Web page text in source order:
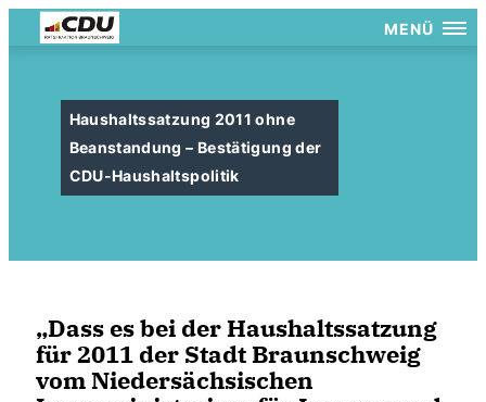
MENÜ
Haushaltssatzung 2011 ohne
Beanstandung – Bestätigung der
CDU-Haushaltspolitik
Dass es bei der Haushaltssatzung
für 2011 der Stadt Braunschweig
vom Niedersächsischen